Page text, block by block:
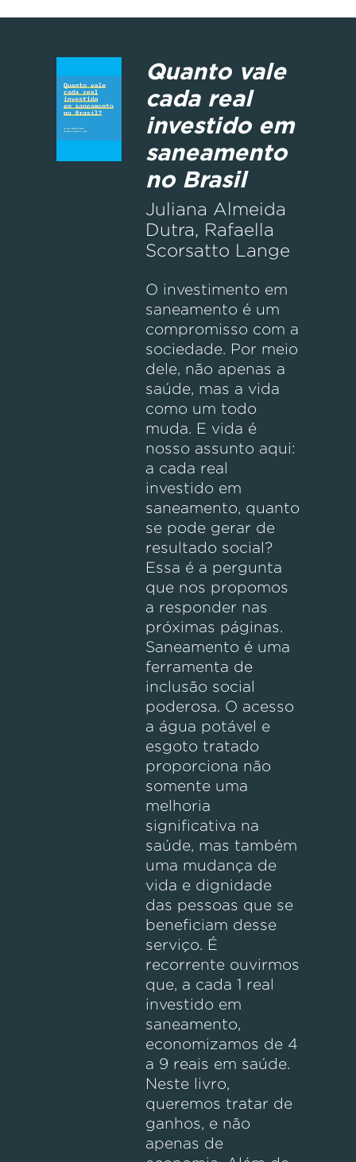
Quanto vale
cada real
investido em
saneamento
no Brasil
Juliana Almeida
Dutra, Rafaella
Scorsatto Lange
O investimento em
saneamento é um
compromisso com a
sociedade. Por meio
dele, não apenas a
saúde, mas a vida
como um todo
muda. E vida é
nosso assunto aqui:
a cada real
investido em
saneamento, quanto
se pode gerar de
resultado social?
Essa é a pergunta
que nos propomos
a responder nas
próximas páginas.
Saneamento é uma
ferramenta de
inclusão social
poderosa. O acesso
a água potável e
esgoto tratado
proporciona não
somente uma
melhoria
significativa na
saúde, mas também
uma mudança de
vida e dignidade
das pessoas que se
beneficiam desse
serviço. É
recorrente ouvirmos
que, a cada 1 real
investido em
saneamento,
economizamos de 4
a 9 reais em saúde.
Neste livro,
queremos tratar de
ganhos, e não
apenas de